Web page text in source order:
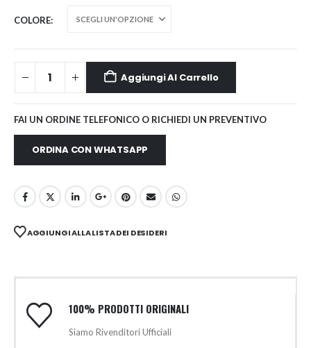
COLORE
Aggiungi Al Carrello
FAI UN ORDINE TELEFONICO O RICHIEDI UN PREVENTIVO
ORDINA CON WHATSAPP
AGGIUNGI ALLA LISTA DEI DESIDERI
100% PRODOTTI ORIGINALI
Siamo Rivenditori Ufficiali